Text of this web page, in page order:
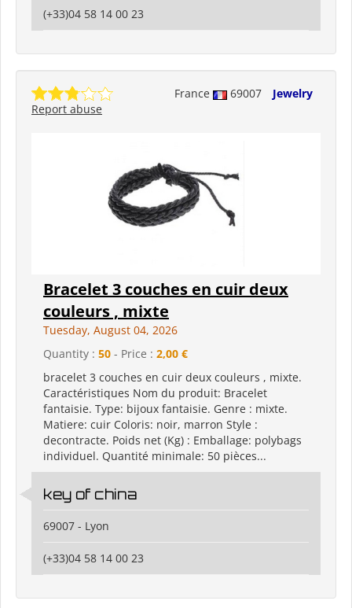
(+33)04 58 14 00 23
France 69007
Jewelry
Report abuse
Bracelet 3 couches en cuir deux
couleurs , mixte
Tuesday, August 04, 2026
Quantity : 50 - Price : 2,00 €
bracelet 3 couches en cuir deux couleurs , mixte.
Caractéristiques Nom du produit: Bracelet
fantaisie. Type: bijoux fantaisie. Genre : mixte.
Matiere: cuir Coloris: noir, marron Style :
decontracte. Poids net (Kg) : Emballage: polybags
individuel. Quantité minimale: 50 pièces...
key of china
69007 - Lyon
(+33)04 58 14 00 23